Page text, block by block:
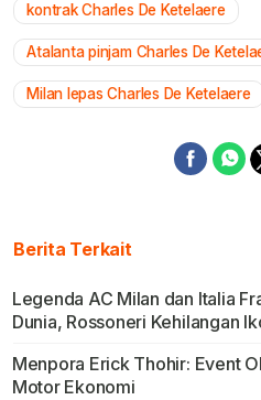
kontrak Charles De Ketelaere
Atalanta pinjam Charles De
Milan lepas Charles De Ketelaere
Berita Terkait
Legenda AC Milan dan Italia
Dunia, Rossoneri Kehilangan
Menpora Erick Thohir: Event
Motor Ekonomi